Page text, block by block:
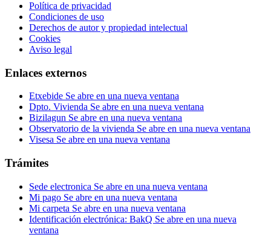
Política de privacidad
Condiciones de uso
Derechos de autor y propiedad intelectual
Cookies
Aviso legal
Enlaces externos
Etxebide Se abre en una nueva ventana
Dpto. Vivienda Se abre en una nueva ventana
Bizilagun Se abre en una nueva ventana
Observatorio de la vivienda Se abre en una nueva ventana
Visesa Se abre en una nueva ventana
Trámites
Sede electronica Se abre en una nueva ventana
Mi pago Se abre en una nueva ventana
Mi carpeta Se abre en una nueva ventana
Identificación electrónica: BakQ Se abre en una nueva
ventana